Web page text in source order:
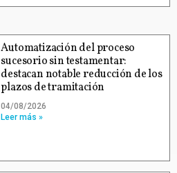
Automatización del proceso
sucesorio sin testamentar:
destacan notable reducción de los
plazos de tramitación
04/08/2026
Leer más »